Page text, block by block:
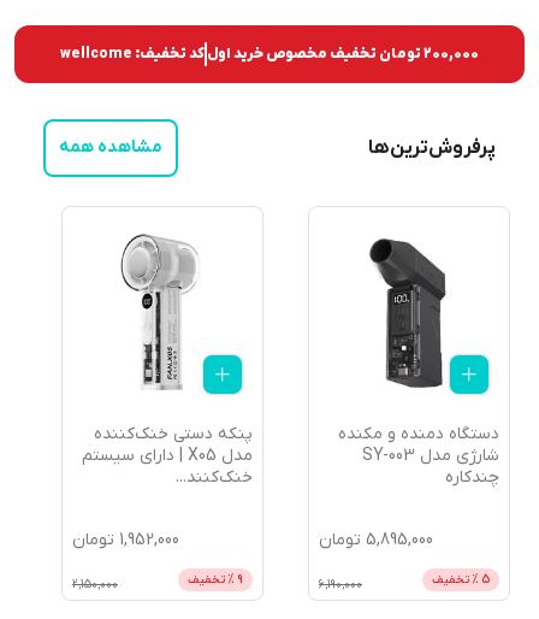
200,000 تومان تخفیف مخصوص خرید اولکد تخفیف: wellcome
پرفروش‌ترین‌ها مشاهده همه
دستگاه دمنده و مکنده
شارژی مدل SY-003
چندکاره
5,895,000 تومان
5 % تخفیف 6,190,000
پنکه دستی خنک‌کننده
مدل X05 | دارای سیستم
خنک‌کنند...
1,952,000 تومان
9 % تخفیف 2,150,000